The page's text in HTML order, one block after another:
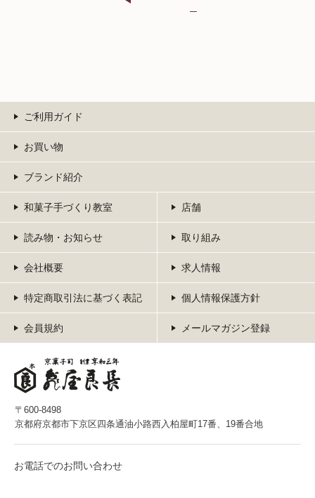
ご利用ガイド
お買い物
ブランド紹介
和菓子手づくり教室 店舗
読み物・お知らせ 取り組み
会社概要 求人情報
特定商取引法に基づく表記 個人情報保護方針
会員規約 メールマガジン登録
〒600-8498
京都府京都市下京区四条通油小路西入柏屋町17番、19番合地
お電話でのお問い合わせ